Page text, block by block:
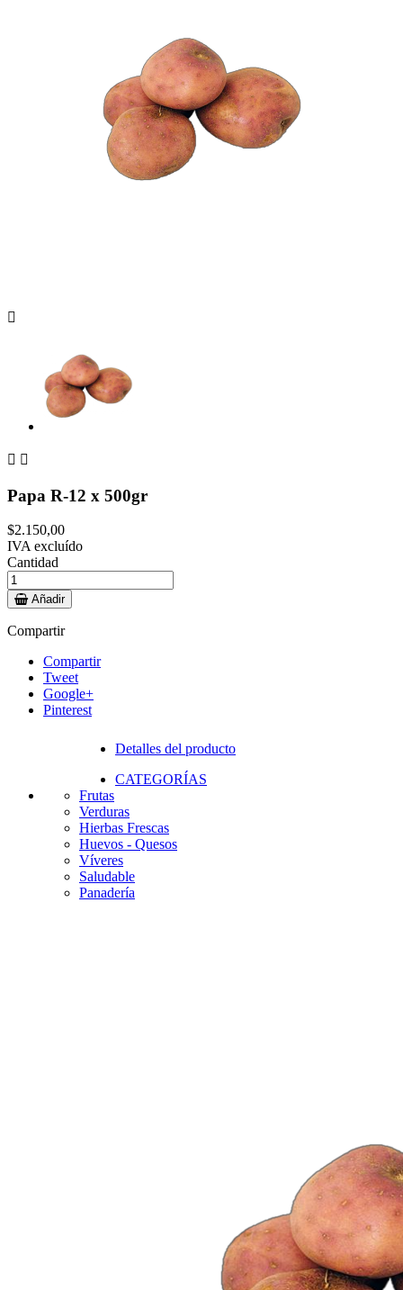

 
Papa R-12 x 500gr
$2.150,00
IVA excluído
Cantidad
Añadir
Compartir
Compartir
Tweet
Google+
Pinterest
Detalles del producto
CATEGORÍAS
Frutas
Verduras
Hierbas Frescas
Huevos - Quesos
Víveres
Saludable
Panadería